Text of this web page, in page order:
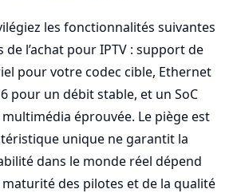
les fonctionnalités suivantes
l’achat pour IPTV : support de
pour votre codec cible, Ethernet
pour un débit stable, et un SoC
éprouvée. Le piège est
unique ne garantit la
dans le monde réel dépend
des pilotes et de la qualité